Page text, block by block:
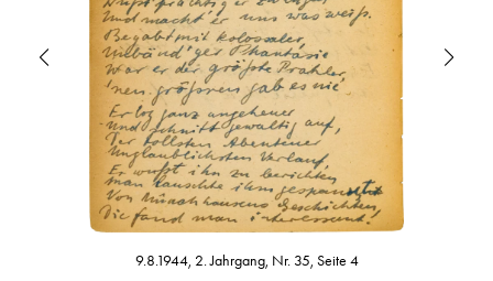
9.8.1944, 2. Jahrgang, Nr. 35, Seite 4